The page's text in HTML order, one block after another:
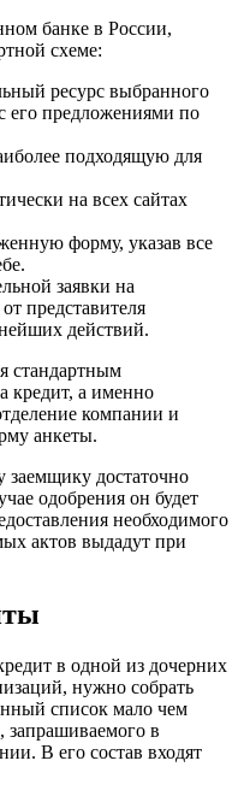
банке в России,
схеме:
ресурс выбранного
его предложениями по
подходящую для
на всех сайтах
форму, указав все
заявки на
представителя
действий.
стандартным
кредит, а именно
компании и
анкеты.
заемщику достаточно
одобрения он будет
необходимого
актов выдадут при
в одной из дочерних
нужно собрать
список мало чем
запрашиваемого в
В его состав входят